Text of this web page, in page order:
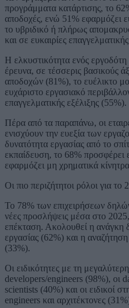
προγράμματα κατάρτισης, το
αποδοχές, ενώ 51% εφαρμόζει
το υβριδικό ή πλήρως
και σε ευκαιρίες
Η ελκυστικότητα ενός
έρευνα, σε τέσσερις βασικούς
αποδοχών (81%), το ευέλικτο
ευχάριστο εργασιακό
επαγγελματικής εξέλιξης (55%).
Πέρα από τα παραπάνω, οι
ενισχύουν την ευεξία των
δυνατότητα εργασίας από το
εκπαίδευση, το 68% προσφέρει
εφαρμόζει μη χρηματικά
Οι πιο περιζήτητοι ρόλοι για το
Το 78% των επιχειρήσεων
νέες προσλήψεις μέσα στο 2025,
επέκταση. Ακολουθεί η ανάγκη
εργασίας (62%) και η
(33%).
Οι ειδικότητες με τη
developers/engineers (98%), οι
scientists (40%) και οι ειδικοί
engineers και αρχιτέκτονες